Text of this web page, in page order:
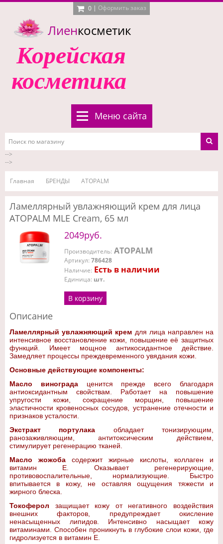
0 | Оформить заказ
Лиенкосметик
Корейская
косметика
Меню сайта
-->
-->
Главная БРЕНДЫ ATOPALM
Ламеллярный увлажняющий крем для лица
ATOPALM MLE Cream, 65 мл
2049руб.
Производитель: ATOPALM
Артикул: 786428
Наличие: Есть в наличии
Единица: шт.
В корзину
Описание
Ламеллярный увлажняющий крем для лица направлен на
интенсивное восстановление кожи, повышение её защитных
функций. Имеет мощное антикосидантное действие.
Замедляет процессы преждевременного увядания кожи.
Основные действующие компоненты:
Масло виноградаценится прежде всего благодаря
антиоксидантным свойствам. Работает на повышение
упругости кожи, сокращение морщин, повышение
эластичности кровеносных сосудов, устранение отечности и
признаков усталости.
Экстракт портулака обладает тонизирующим,
ранозаживляющим, антитоксическим действием,
стимулирует регенерацию тканей.
Масло жожоба содержит жирные кислоты, коллаген и
витамин Е. Оказывает регенерирующие,
противовоспалительные, нормализующие. Быстро
впитывается в кожу, не оставляя ощущения тяжести и
жирного блеска.
Токоферол защищает кожу от негативного воздействия
внешних факторов, предупреждает окисление
ненасыщенных липидов. Интенсивно насыщает кожу
витаминами. Способен проникнуть в глубокие слои кожи, где
гидролизуется в витамин Е.